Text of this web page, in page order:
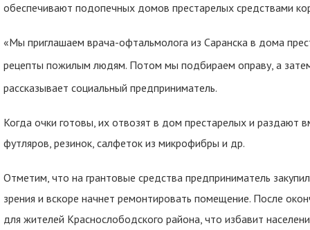
обеспечивают подопечных домов престарелых средствами
«Мы приглашаем врача-офтальмолога из Саранска в дома
рецепты пожилым людям. Потом мы подбираем оправу, а
рассказывает социальный предприниматель.
Когда очки готовы, их отвозят в дом престарелых и раздают
футляров, резинок, салфеток из микрофибры и др.
Отметим, что на грантовые средства предприниматель
зрения и вскоре начнет ремонтировать помещение. После
для жителей Краснослободского района, что избавит